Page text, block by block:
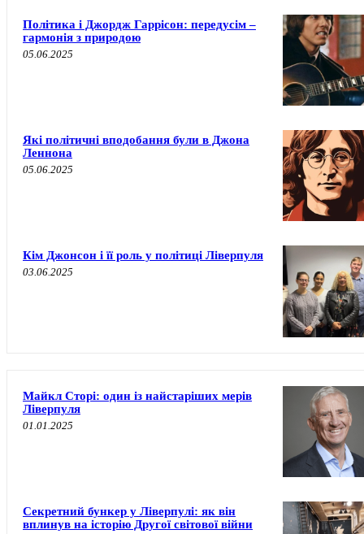
Політика і Джордж Гаррісон: передусім –
гармонія з природою
05.06.2025
Які політичні вподобання були в Джона
Леннона
05.06.2025
Кім Джонсон і її роль у політиці Ліверпуля
03.06.2025
Майкл Сторі: один із найстаріших мерів
Ліверпуля
01.01.2025
Секретний бункер у Ліверпулі: як він
вплинув на історію Другої світової війни